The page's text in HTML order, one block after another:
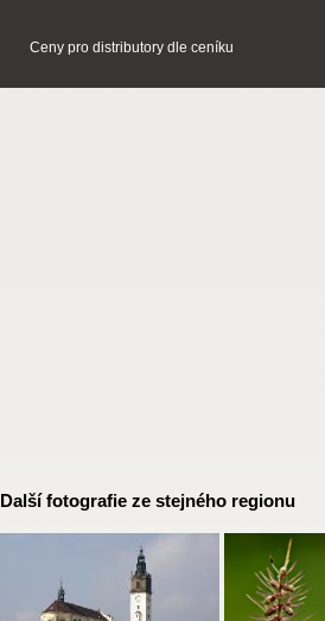
Ceny pro distributory dle ceníku
Další fotografie ze stejného regionu